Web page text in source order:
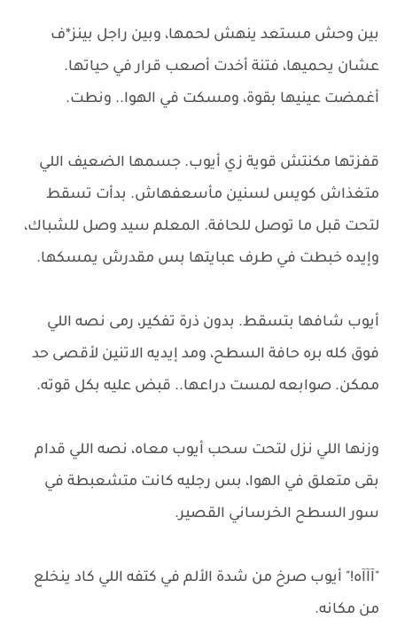
بين وحش مستعد ينهش لحمها، وبين راجل بينز*ف
عشان يحميها، فتنة أخدت أصعب قرار في حياتها.
أغمضت عينيها بقوة، ومسكت في الهوا.. ونطت.
قفزتها مكنتش قوية زي أيوب. جسمها الضعيف اللي
متغذاش كويس لسنين مأسعفهاش. بدأت تسقط
لتحت قبل ما توصل للحافة. المعلم سيد وصل للشباك،
وإيده خبطت في طرف عبايتها بس مقدرش يمسكها.
أيوب شافها بتسقط. بدون ذرة تفكير، رمى نصه اللي
فوق كله بره حافة السطح، ومد إيديه الاتنين لأقصى حد
ممكن. صوابعه لمست دراعها.. قبض عليه بكل قوته.
وزنها اللي نزل لتحت سحب أيوب معاه، نصه اللي قدام
بقى متعلق في الهوا، بس رجليه كانت متشعبطة في
سور السطح الخرساني القصير.
"آآآه!" أيوب صرخ من شدة الألم في كتفه اللي كاد ينخلع
من مكانه.